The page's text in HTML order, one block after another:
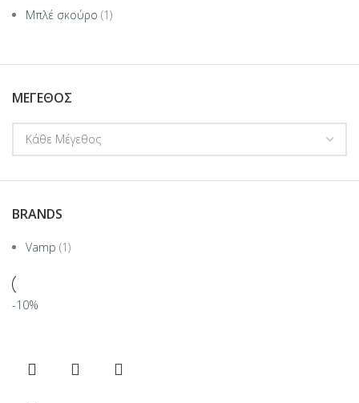
Μπλέ σκούρο (1)
ΜΈΓΕΘΟΣ
BRANDS
Vamp (1)
-10%